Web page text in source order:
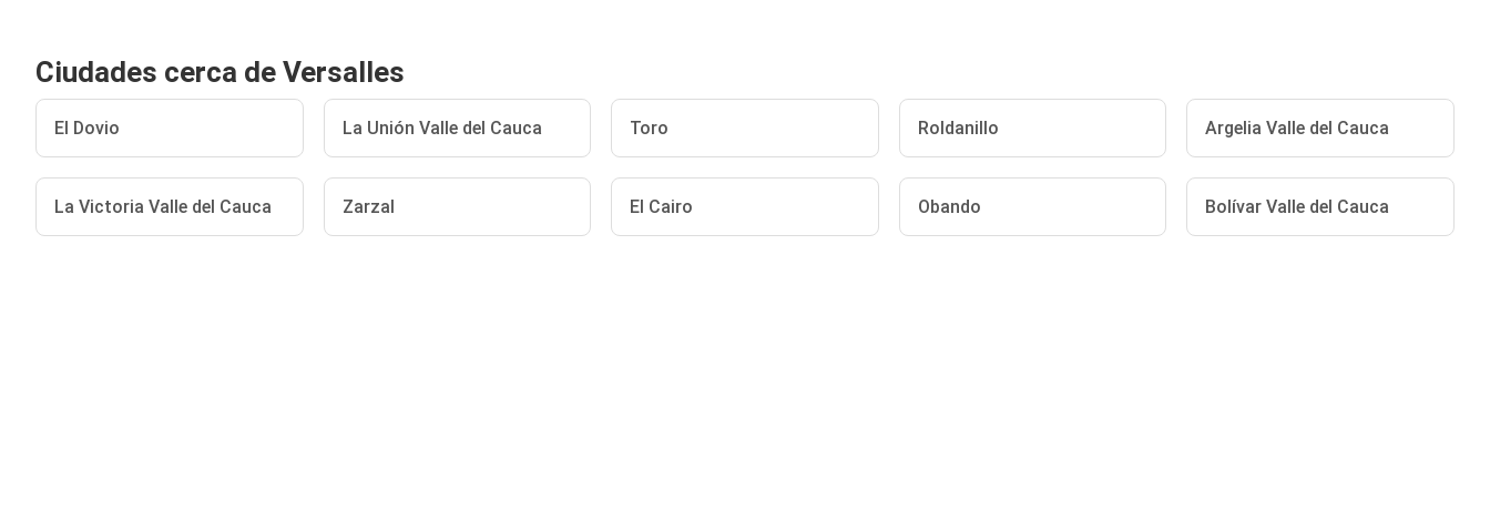
Ciudades cerca de Versalles
El Dovio La Unión Valle del Cauca Toro Roldanillo Argelia Valle del Cauca
La Victoria Valle del Cauca Zarzal El Cairo Obando Bolívar Valle del Cauca